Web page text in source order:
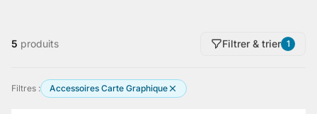
5 produits Filtrer & trier 1
Filtres : Accessoires Carte Graphique